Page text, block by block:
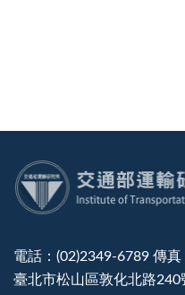
電話：(02)2349-6789 傳
臺北市松山區敦化北路240